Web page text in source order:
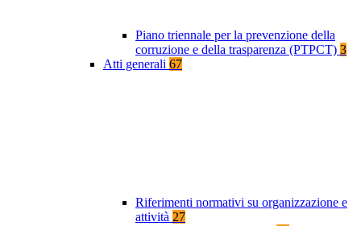
Piano triennale per la prevenzione della
corruzione e della trasparenza (PTPCT) 3
Atti generali 67
Riferimenti normativi su organizzazione e
attività 27